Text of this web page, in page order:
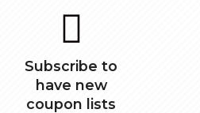
Subscribe to
have new
coupon lists